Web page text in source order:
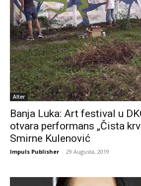
Alter
Banja Luka: Art festival u
otvara performans „Čista
Smirne Kulenović
Impuls Publisher - 29 Augusta, 2019